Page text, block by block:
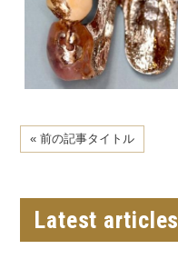
« 前の記事タイトル
Latest articles